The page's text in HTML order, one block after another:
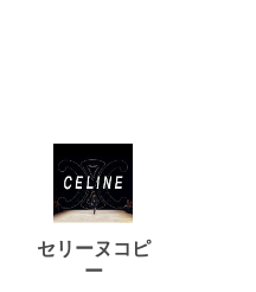
セリーヌコピ
ー